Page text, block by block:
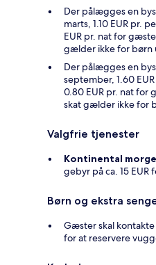
Der pålægges en
marts, 1.10 EUR pr.
EUR pr. nat for
gælder ikke for børn
Der pålægges en
september, 1.60
0.80 EUR pr. nat for
skat gælder ikke for
Valgfrie tjenester
Kontinental
gebyr på ca. 15 EUR
Børn og ekstra
Gæster skal
for at reservere